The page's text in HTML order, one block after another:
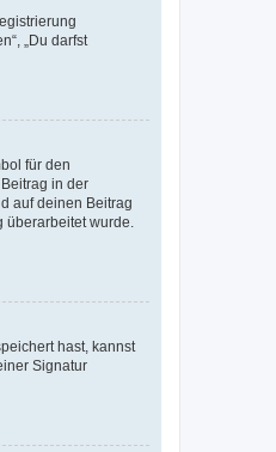
„Du darfst
für den
in der
auf deinen Beitrag
wurde.
hast, kannst
Signatur